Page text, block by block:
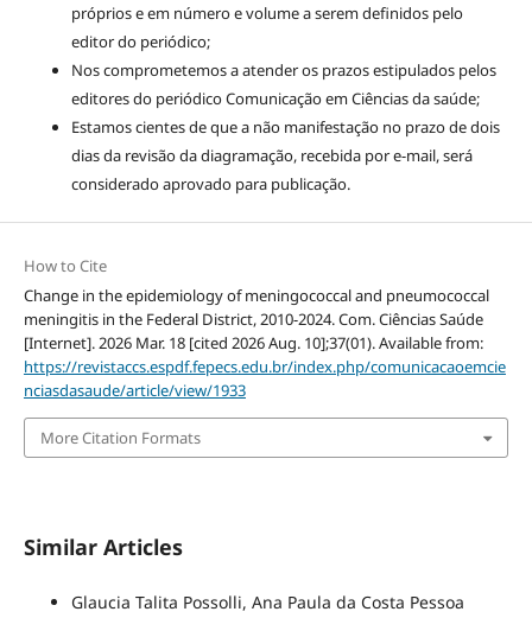
próprios e em número e volume a serem definidos pelo
editor do periódico;
Nos comprometemos a atender os prazos estipulados pelos
editores do periódico Comunicação em Ciências da saúde;
Estamos cientes de que a não manifestação no prazo de dois
dias da revisão da diagramação, recebida por e-mail, será
considerado aprovado para publicação.
How to Cite
Change in the epidemiology of meningococcal and pneumococcal
meningitis in the Federal District, 2010-2024. Com. Ciências Saúde
[Internet]. 2026 Mar. 18 [cited 2026 Aug. 10];37(01). Available from:
https://revistaccs.espdf.fepecs.edu.br/index.php/comunicacaoemcie
nciasdasaude/article/view/1933
More Citation Formats
Similar Articles
Glaucia Talita Possolli, Ana Paula da Costa Pessoa